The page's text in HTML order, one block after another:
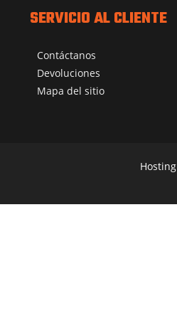
SERVICIO AL CLIENTE
Contáctanos
Devoluciones
Mapa del sitio